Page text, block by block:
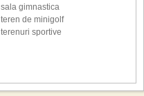
sala gimnastica
teren de minigolf
terenuri sportive